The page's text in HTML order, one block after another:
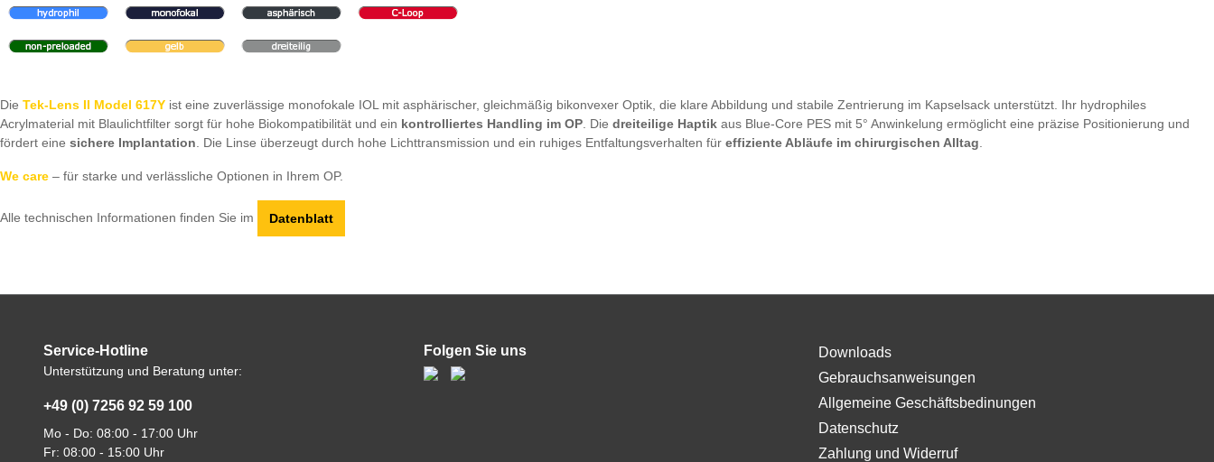
Die Tek-Lens II Model 617Y ist eine zuverlässige monofokale IOL mit asphärischer, gleichmäßig bikonvexer Optik, die klare Abbildung und stabile Zentrierung im Kapselsack unterstützt. Ihr hydrophiles
Acrylmaterial mit Blaulichtfilter sorgt für hohe Biokompatibilität und ein kontrolliertes Handling im OP. Die dreiteilige Haptik aus Blue-Core PES mit 5° Anwinkelung ermöglicht eine präzise Positionierung und
fördert eine sichere Implantation. Die Linse überzeugt durch hohe Lichttransmission und ein ruhiges Entfaltungsverhalten für effiziente Abläufe im chirurgischen Alltag.
We care – für starke und verlässliche Optionen in Ihrem OP.
Alle technischen Informationen finden Sie im Datenblatt
Service-Hotline
Unterstützung und Beratung unter:
+49 (0) 7256 92 59 100
Mo - Do: 08:00 - 17:00 Uhr
Fr: 08:00 - 15:00 Uhr
Folgen Sie uns
Downloads
Gebrauchsanweisungen
Allgemeine Geschäftsbedinungen
Datenschutz
Zahlung und Widerruf